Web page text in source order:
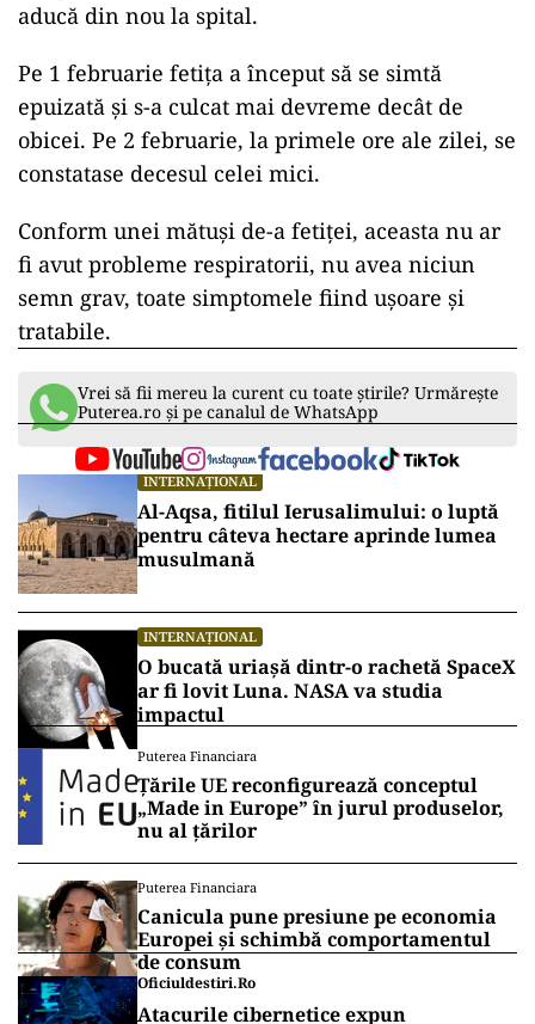
aducă din nou la spital.
Pe 1 februarie fetița a început să se simtă
epuizată și s-a culcat mai devreme decât de
obicei. Pe 2 februarie, la primele ore ale zilei, se
constatase decesul celei mici.
Conform unei mătuși de-a fetiței, aceasta nu ar
fi avut probleme respiratorii, nu avea niciun
semn grav, toate simptomele fiind uşoare și
tratabile.
Vrei să fii mereu la curent cu toate știrile? Urmărește
Puterea.ro și pe canalul de WhatsApp
INTERNAȚIONAL
Al-Aqsa, fitilul Ierusalimului: o luptă
pentru câteva hectare aprinde lumea
musulmană
INTERNAȚIONAL
O bucată uriașă dintr-o rachetă SpaceX
ar fi lovit Luna. NASA va studia
impactul
Puterea Financiara
Țările UE reconfigurează conceptul
„Made in Europe” în jurul produselor,
nu al țărilor
Puterea Financiara
Canicula pune presiune pe economia
Europei și schimbă comportamentul
de consum
Oficiuldestiri.ro
Atacurile cibernetice expun